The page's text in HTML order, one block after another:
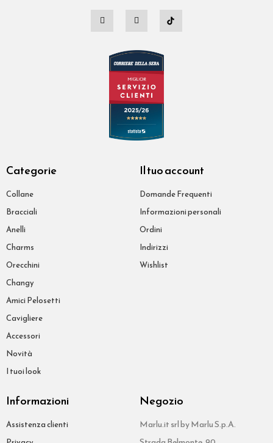
Categorie
Collane
Bracciali
Anelli
Charms
Orecchini
Changy
Amici Pelosetti
Cavigliere
Accessori
Novità
I tuoi look
Il tuo account
Domande Frequenti
Informazioni personali
Ordini
Indirizzi
Wishlist
Informazioni
Assistenza clienti
Negozio
Marlu.it srl by Marlu S.p.A.